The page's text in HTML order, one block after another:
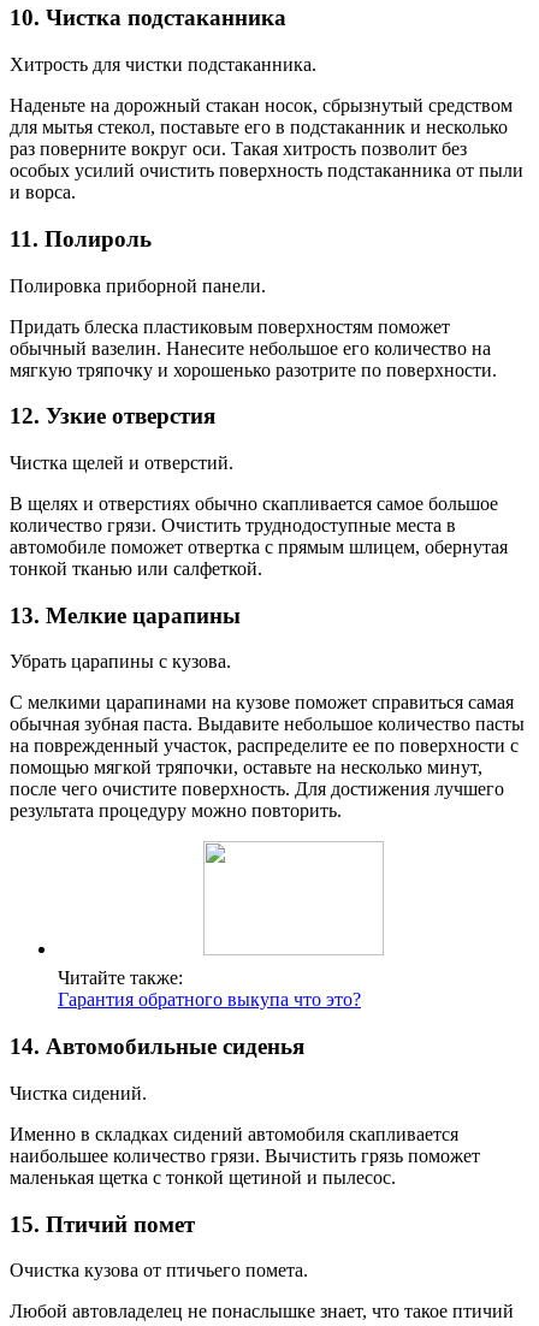
10. Чистка подстаканника
Хитрость для чистки подстаканника.
Наденьте на дорожный стакан носок, сбрызнутый средством
для мытья стекол, поставьте его в подстаканник и несколько
раз поверните вокруг оси. Такая хитрость позволит без
особых усилий очистить поверхность подстаканника от пыли
и ворса.
11. Полироль
Полировка приборной панели.
Придать блеска пластиковым поверхностям поможет
обычный вазелин. Нанесите небольшое его количество на
мягкую тряпочку и хорошенько разотрите по поверхности.
12. Узкие отверстия
Чистка щелей и отверстий.
В щелях и отверстиях обычно скапливается самое большое
количество грязи. Очистить труднодоступные места в
автомобиле поможет отвертка с прямым шлицем, обернутая
тонкой тканью или салфеткой.
13. Мелкие царапины
Убрать царапины с кузова.
С мелкими царапинами на кузове поможет справиться самая
обычная зубная паста. Выдавите небольшое количество пасты
на поврежденный участок, распределите ее по поверхности с
помощью мягкой тряпочки, оставьте на несколько минут,
после чего очистите поверхность. Для достижения лучшего
результата процедуру можно повторить.
Читайте также:
Гарантия обратного выкупа что это?
14. Автомобильные сиденья
Чистка сидений.
Именно в складках сидений автомобиля скапливается
наибольшее количество грязи. Вычистить грязь поможет
маленькая щетка с тонкой щетиной и пылесос.
15. Птичий помет
Очистка кузова от птичьего помета.
Любой автовладелец не понаслышке знает, что такое птичий